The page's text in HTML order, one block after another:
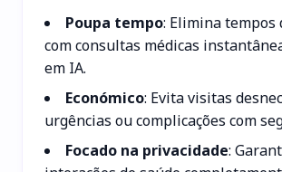
Poupa tempo: Elimina tempos
com consultas médicas
em IA.
Económico: Evita visitas
urgências ou complicações com
Focado na privacidade: